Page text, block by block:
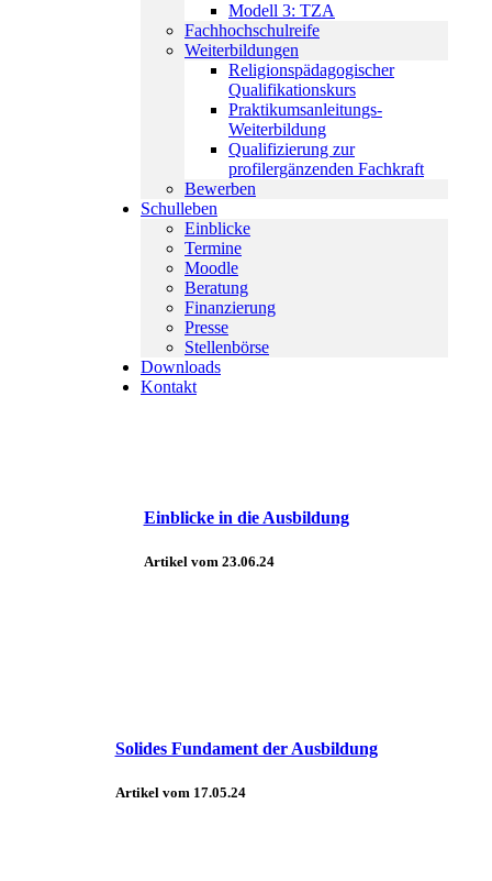
Modell 3: TZA
Fachhochschulreife
Weiterbildungen
Religionspädagogischer
Qualifikationskurs
Praktikumsanleitungs-
Weiterbildung
Qualifizierung zur
profilergänzenden Fachkraft
Bewerben
Schulleben
Einblicke
Termine
Moodle
Beratung
Finanzierung
Presse
Stellenbörse
Downloads
Kontakt
Vorfreude auf den neuen Standort
Artikel vom 31.12.24
Tag der offenen Tür
Artikel vom 12.11.24
Einblicke in die Ausbildung
Artikel vom 23.06.24
Solides Fundament der Ausbildung
Artikel vom 17.05.24